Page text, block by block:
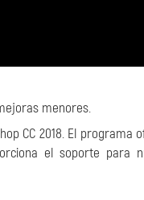
menores.
CC 2018. El
el soporte para